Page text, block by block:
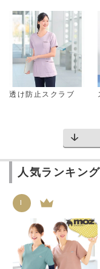
透け防止スクラブ
人気ランキング
1